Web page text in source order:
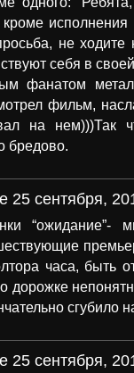
кроме
не
себя в своей
фанатом
фильм,
на нем)))Так
бредово.
25 сентября,
часа, быть
дорожке
сгубило
25 сентября,